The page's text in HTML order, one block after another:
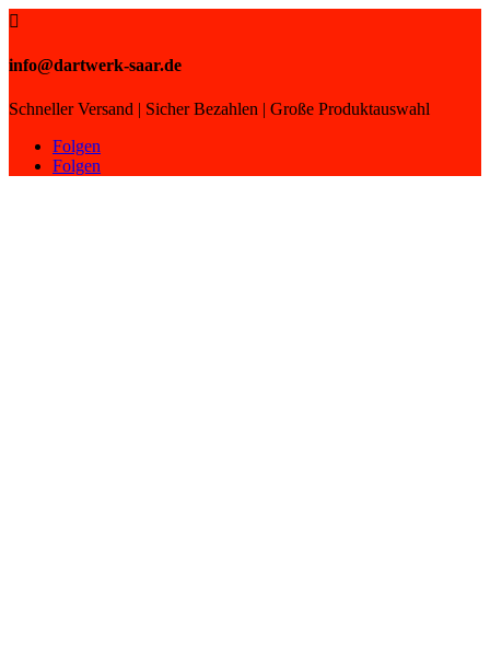

info@dartwerk-saar.de
Schneller Versand | Sicher Bezahlen | Große Produktauswahl
Folgen
Folgen